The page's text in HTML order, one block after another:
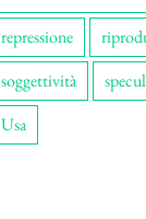
repressione
soggettività
Usa